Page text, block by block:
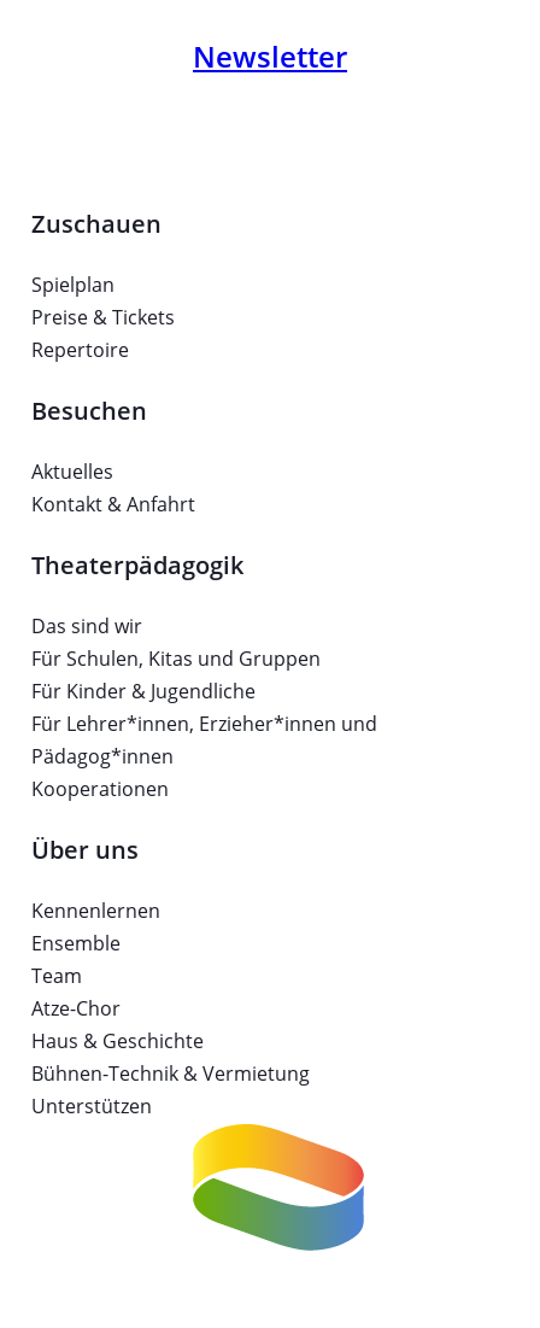
Newsletter
Zuschauen
Spielplan
Preise & Tickets
Repertoire
Besuchen
Aktuelles
Kontakt & Anfahrt
Theaterpädagogik
Das sind wir
Für Schulen, Kitas und Gruppen
Für Kinder & Jugendliche
Für Lehrer*innen, Erzieher*innen und
Pädagog*innen
Kooperationen
Über uns
Kennenlernen
Ensemble
Team
Atze-Chor
Haus & Geschichte
Bühnen-Technik & Vermietung
Unterstützen